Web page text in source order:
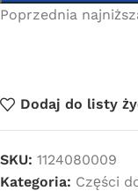
Poprzednia
Dodaj do listy
SKU: 1124080009
Kategoria: Części